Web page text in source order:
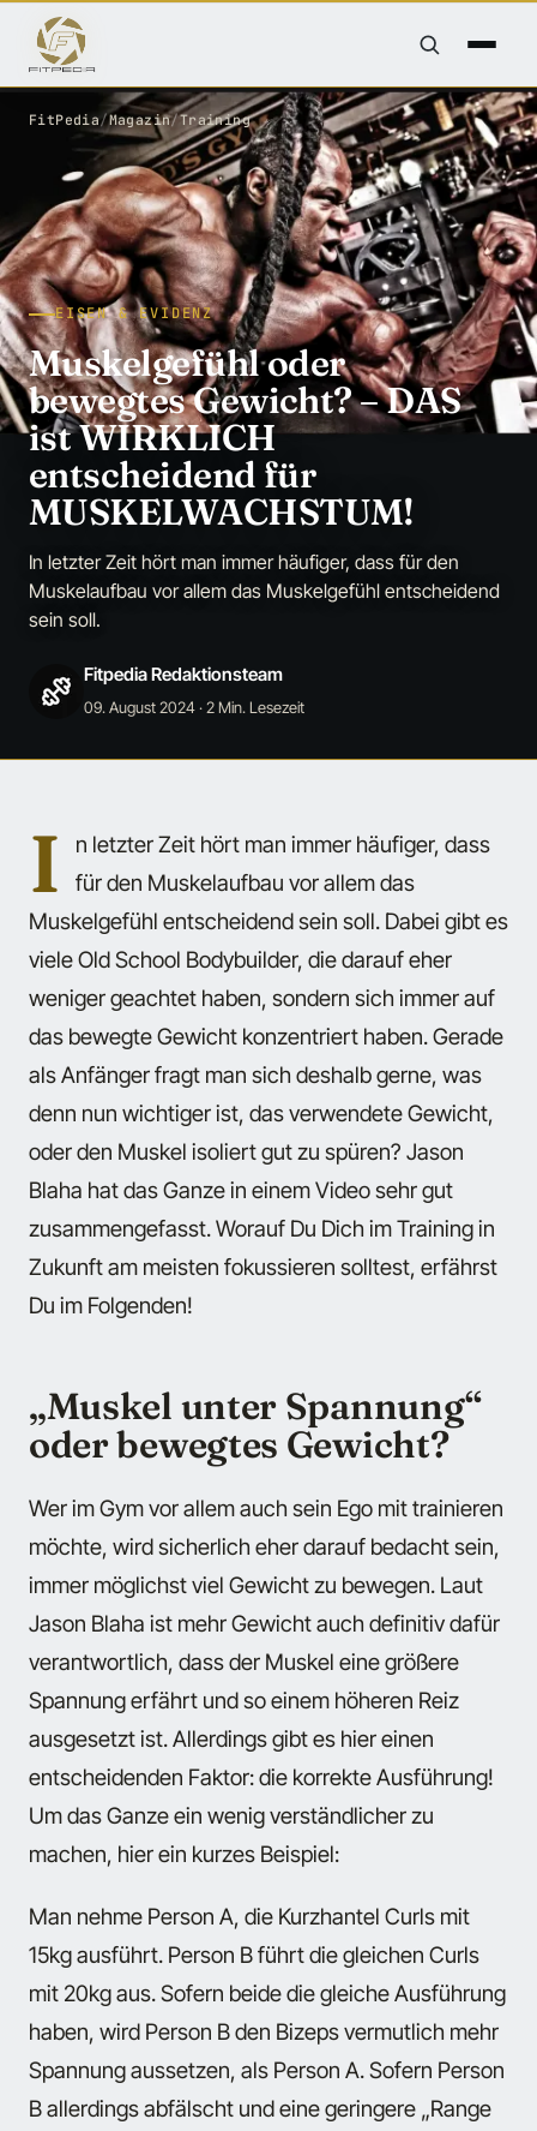
FitPedia/Magazin/Training
EISEN & EVIDENZ
Muskelgefühl oder
bewegtes Gewicht? – DAS
ist WIRKLICH
entscheidend für
MUSKELWACHSTUM!
In letzter Zeit hört man immer häufiger, dass für den
Muskelaufbau vor allem das Muskelgefühl entscheidend
sein soll.
Fitpedia Redaktionsteam
09. August 2024· 2 Min. Lesezeit
I
n letzter Zeit hört man immer häufiger, dass
für den Muskelaufbau vor allem das
Muskelgefühl entscheidend sein soll. Dabei gibt es
viele Old School Bodybuilder, die darauf eher
weniger geachtet haben, sondern sich immer auf
das bewegte Gewicht konzentriert haben. Gerade
als Anfänger fragt man sich deshalb gerne, was
denn nun wichtiger ist, das verwendete Gewicht,
oder den Muskel isoliert gut zu spüren? Jason
Blaha hat das Ganze in einem Video sehr gut
zusammengefasst. Worauf Du Dich im Training in
Zukunft am meisten fokussieren solltest, erfährst
Du im Folgenden!
„Muskel unter Spannung“
oder bewegtes Gewicht?
Wer im Gym vor allem auch sein Ego mit trainieren
möchte, wird sicherlich eher darauf bedacht sein,
immer möglichst viel Gewicht zu bewegen. Laut
Jason Blaha ist mehr Gewicht auch definitiv dafür
verantwortlich, dass der Muskel eine größere
Spannung erfährt und so einem höheren Reiz
ausgesetzt ist. Allerdings gibt es hier einen
entscheidenden Faktor: die korrekte Ausführung!
Um das Ganze ein wenig verständlicher zu
machen, hier ein kurzes Beispiel:
Man nehme Person A, die Kurzhantel Curls mit
15kg ausführt. Person B führt die gleichen Curls
mit 20kg aus. Sofern beide die gleiche Ausführung
haben, wird Person B den Bizeps vermutlich mehr
Spannung aussetzen, als Person A. Sofern Person
B allerdings abfälscht und eine geringere „Range